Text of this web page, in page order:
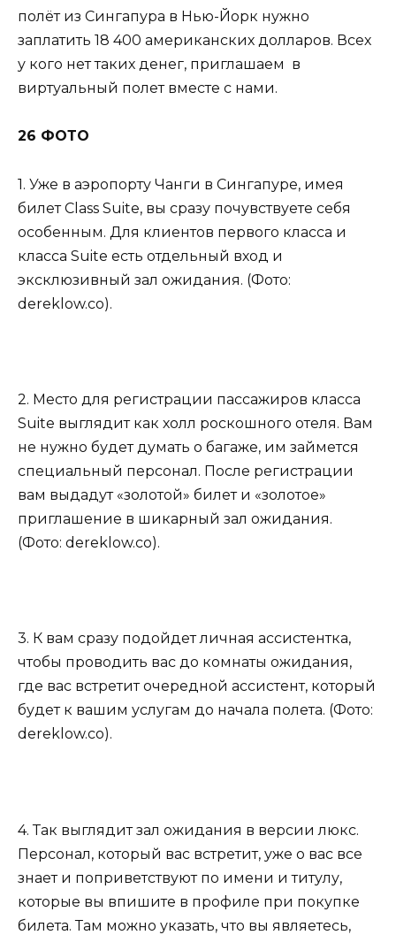
полёт из Сингапура в Нью-Йорк нужно
заплатить 18 400 американских долларов. Всех
у кого нет таких денег, приглашаем в
виртуальный полет вместе с нами.
26 ФОТО
1. Уже в аэропорту Чанги в Сингапуре, имея
билет Class Suite, вы сразу почувствуете себя
особенным. Для клиентов первого класса и
класса Suite есть отдельный вход и
эксклюзивный зал ожидания. (Фото:
dereklow.co).
2. Место для регистрации пассажиров класса
Suite выглядит как холл роскошного отеля. Вам
не нужно будет думать о багаже, им займется
специальный персонал. После регистрации
вам выдадут «золотой» билет и «золотое»
приглашение в шикарный зал ожидания.
(Фото: dereklow.co).
3. К вам сразу подойдет личная ассистентка,
чтобы проводить вас до комнаты ожидания,
где вас встретит очередной ассистент, который
будет к вашим услугам до начала полета. (Фото:
dereklow.co).
4. Так выглядит зал ожидания в версии люкс.
Персонал, который вас встретит, уже о вас все
знает и поприветствуют по имени и титулу,
которые вы впишите в профиле при покупке
билета. Там можно указать, что вы являетесь,